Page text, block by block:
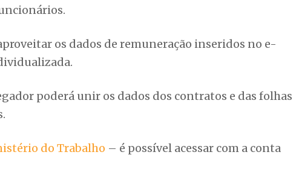
os dados de remuneração inseridos no e-
poderá unir os dados dos contratos e das folhas
do Trabalho – é possível acessar com a conta